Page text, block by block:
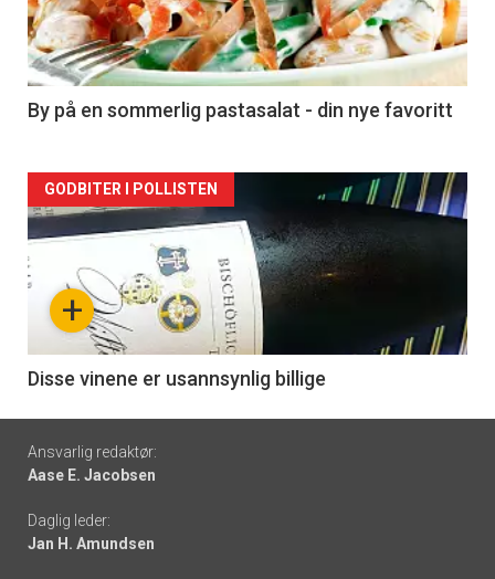
nå
-
5
By på en sommerlig pastasalat - din nye favoritt
Forsiden
akkurat
nå
6
+
GODBITER I POLLISTEN
Disse vinene er usannsynlig billige
Footer
-
links
Ansvarlig redaktør:
Aase E. Jacobsen
Daglig leder:
Jan H. Amundsen